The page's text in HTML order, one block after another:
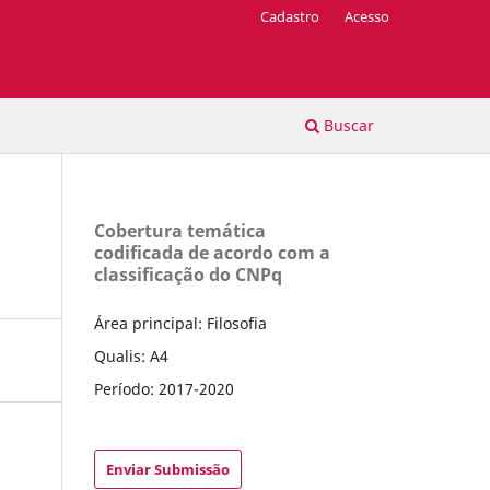
Buscar
Cadastro Acesso
Cobertura temática
codificada de acordo com a
classificação do CNPq
Área principal: Filosofia
Qualis: A4
Período: 2017-2020
Enviar Submissão